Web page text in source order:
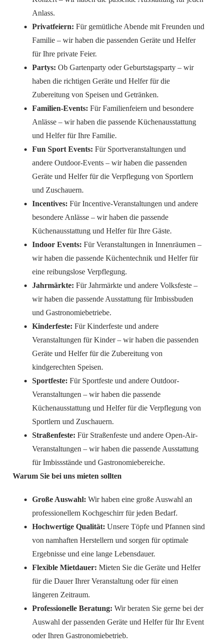
Anlass.
Privatfeiern: Für gemütliche Abende mit Freunden und
Familie – wir haben die passenden Geräte und Helfer
für Ihre private Feier.
Partys: Ob Gartenparty oder Geburtstagsparty – wir
haben die richtigen Geräte und Helfer für die
Zubereitung von Speisen und Getränken.
Familien-Events: Für Familienfeiern und besondere
Anlässe – wir haben die passende Küchenausstattung
und Helfer für Ihre Familie.
Fun Sport Events: Für Sportveranstaltungen und
andere Outdoor-Events – wir haben die passenden
Geräte und Helfer für die Verpflegung von Sportlern
und Zuschauern.
Incentives: Für Incentive-Veranstaltungen und andere
besondere Anlässe – wir haben die passende
Küchenausstattung und Helfer für Ihre Gäste.
Indoor Events: Für Veranstaltungen in Innenräumen –
wir haben die passende Küchentechnik und Helfer für
eine reibungslose Verpflegung.
Jahrmärkte: Für Jahrmärkte und andere Volksfeste –
wir haben die passende Ausstattung für Imbissbuden
und Gastronomiebetriebe.
Kinderfeste: Für Kinderfeste und andere
Veranstaltungen für Kinder – wir haben die passenden
Geräte und Helfer für die Zubereitung von
kindgerechten Speisen.
Sportfeste: Für Sportfeste und andere Outdoor-
Veranstaltungen – wir haben die passende
Küchenausstattung und Helfer für die Verpflegung von
Sportlern und Zuschauern.
Straßenfeste: Für Straßenfeste und andere Open-Air-
Veranstaltungen – wir haben die passende Ausstattung
für Imbissstände und Gastronomiebereiche.
Warum Sie bei uns mieten sollten
Große Auswahl: Wir haben eine große Auswahl an
professionellem Kochgeschirr für jeden Bedarf.
Hochwertige Qualität: Unsere Töpfe und Pfannen sind
von namhaften Herstellern und sorgen für optimale
Ergebnisse und eine lange Lebensdauer.
Flexible Mietdauer: Mieten Sie die Geräte und Helfer
für die Dauer Ihrer Veranstaltung oder für einen
längeren Zeitraum.
Professionelle Beratung: Wir beraten Sie gerne bei der
Auswahl der passenden Geräte und Helfer für Ihr Event
oder Ihren Gastronomiebetrieb.